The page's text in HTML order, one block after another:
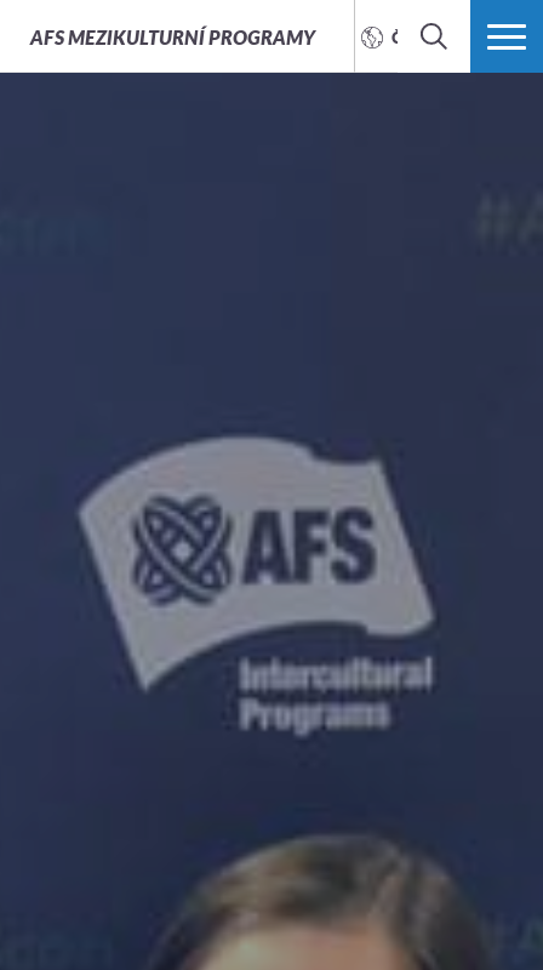
AFSMEZIKULTURNÍ PROGRAMY ČEŠTINA
HLEDAT VÍCE